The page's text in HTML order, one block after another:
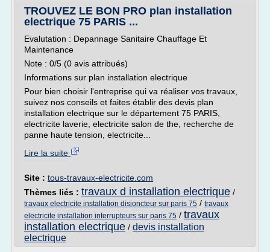
TROUVEZ LE BON PRO plan installation
electrique 75 PARIS ...
Evalutation : Depannage Sanitaire Chauffage Et
Maintenance
Note : 0/5 (0 avis attribués)
Informations sur plan installation electrique
Pour bien choisir l'entreprise qui va réaliser vos travaux,
suivez nos conseils et faites établir des devis plan
installation electrique sur le département 75 PARIS,
electricite laverie, electricite salon de the, recherche de
panne haute tension, electricite...
Lire la suite
Site : tous-travaux-electricite.com
Thèmes liés : travaux d installation electrique /
travaux electricite installation disjoncteur sur paris 75 / travaux
electricite installation interrupteurs sur paris 75 / travaux
installation electrique / devis installation
electrique